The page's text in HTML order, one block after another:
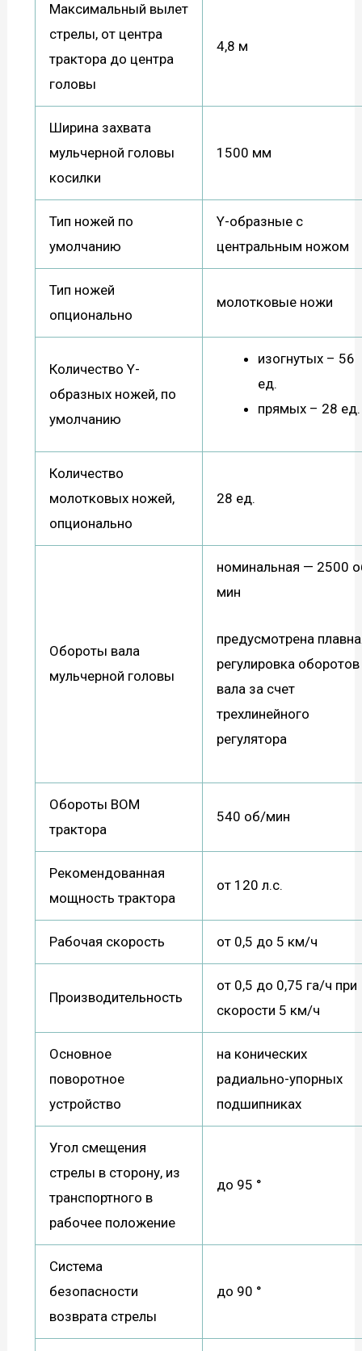
Максимальный вылет
стрелы, от центра
трактора до центра
головы
4,8 м
Ширина захвата
мульчерной головы
косилки
1500 мм
Тип ножей по
умолчанию
Y-образные с
центральным ножом
Тип ножей
опционально
молотковые ножи
Количество Y-
образных ножей, по
умолчанию
изогнутых – 56
ед.
прямых – 28 ед.
Количество
молотковых ножей,
опционально
28 ед.
Обороты вала
мульчерной головы
номинальная — 2500
мин
предусмотрена
регулировка оборотов
вала за счет
трехлинейного
регулятора
Обороты ВОМ
трактора
540 об/мин
Рекомендованная
мощность трактора
от 120 л.с.
Рабочая скорость от 0,5 до 5 км/ч
Производительность
от 0,5 до 0,75 га/ч при
скорости 5 км/ч
Основное
поворотное
устройство
на конических
радиально-упорных
подшипниках
Угол смещения
стрелы в сторону, из
транспортного в
рабочее положение
до 95 °
Система
безопасности
возврата стрелы
до 90 °